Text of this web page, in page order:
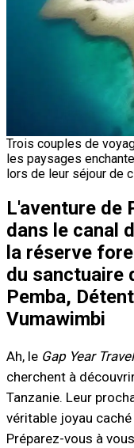
Trois couples de
les paysages
lors de leur séjour de
L'aventure de
dans le canal
la réserve
du sanctuaire
Pemba,
Vumawimbi
Ah, le Gap Year
cherchent à
Tanzanie. Leur
véritable joyau
Préparez-vous à